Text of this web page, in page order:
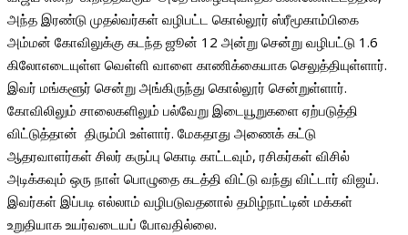
அந்த இரண்டு முதல்வர்கள் வழிபட்ட கொல்லூர் ஸ்ரீமூகாம்பிகை
அம்மன் கோவிலுக்கு கடந்த ஜூன் 12 அன்று சென்று வழிபட்டு 1.6
கிலோஎடையுள்ள வெள்ளி வாளை காணிக்கையாக செலுத்தியுள்ளார்.
இவர் மங்களூர் சென்று அங்கிருந்து கொல்லூர் சென்றுள்ளார்.
கோவிலிலும் சாலைகளிலும் பல்வேறு இடையூறுகளை ஏற்படுத்தி
விட்டுத்தான் திரும்பி உள்ளார். மேகதாது அணைக் கட்டு
ஆதரவாளர்கள் சிலர் கருப்பு கொடி காட்டவும், ரசிகர்கள் விசில்
அடிக்கவும் ஒரு நாள் பொழுதை கடத்தி விட்டு வந்து விட்டார் விஜய்.
இவர்கள் இப்படி எல்லாம் வழிபடுவதனால் தமிழ்நாட்டின் மக்கள்
உறுதியாக உயர்வடையப் போவதில்லை.